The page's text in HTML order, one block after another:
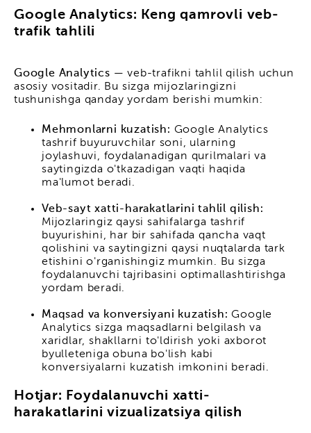
Google Analytics: Keng qamrovli veb-
trafik tahlili
Google Analytics — veb-trafikni tahlil qilish uchun
asosiy vositadir. Bu sizga mijozlaringizni
tushunishga qanday yordam berishi mumkin:
Mehmonlarni kuzatish: Google Analytics
tashrif buyuruvchilar soni, ularning
joylashuvi, foydalanadigan qurilmalari va
saytingizda o'tkazadigan vaqti haqida
ma'lumot beradi.
Veb-sayt xatti-harakatlarini tahlil qilish:
Mijozlaringiz qaysi sahifalarga tashrif
buyurishini, har bir sahifada qancha vaqt
qolishini va saytingizni qaysi nuqtalarda tark
etishini o'rganishingiz mumkin. Bu sizga
foydalanuvchi tajribasini optimallashtirishga
yordam beradi.
Maqsad va konversiyani kuzatish: Google
Analytics sizga maqsadlarni belgilash va
xaridlar, shakllarni to'ldirish yoki axborot
byulleteniga obuna bo'lish kabi
konversiyalarni kuzatish imkonini beradi.
Hotjar: Foydalanuvchi xatti-
harakatlarini vizualizatsiya qilish